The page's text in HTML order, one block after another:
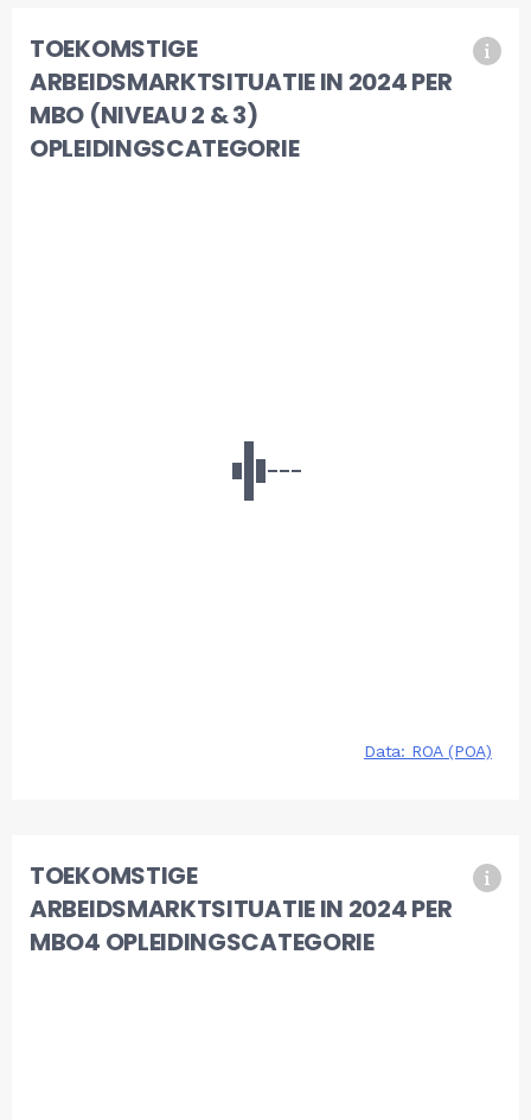
TOEKOMSTIGE
ARBEIDSMARKTSITUATIE IN 2024 PER
MBO (NIVEAU 2 & 3)
OPLEIDINGSCATEGORIE
TOEKOMSTIGE
ARBEIDSMARKTSITUATIE IN 2024 PER
MBO4 OPLEIDINGSCATEGORIE